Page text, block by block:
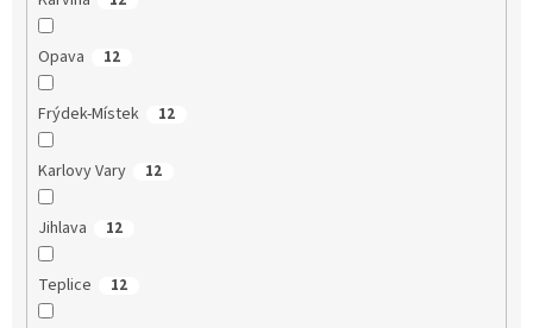
Opava 12
Frýdek-Místek 12
Karlovy Vary 12
Jihlava 12
Teplice 12